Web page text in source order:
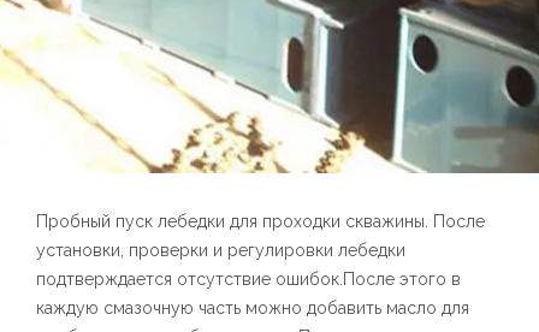
Пробный пуск лебедки для проходки скважины. После
установки, проверки и регулировки лебедки
подтверждается отсутствие ошибок.После этого в
каждую смазочную часть можно добавить масло для